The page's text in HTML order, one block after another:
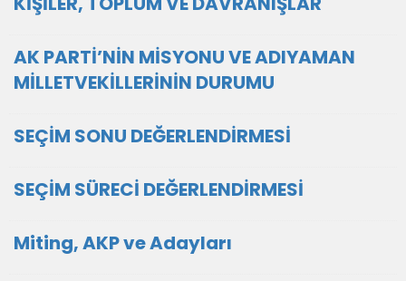
AK PARTİ’NİN MİSYONU VE ADIYAMAN
MİLLETVEKİLLERİNİN DURUMU
SEÇİM SONU DEĞERLENDİRMESİ
SEÇİM SÜRECİ DEĞERLENDİRMESİ
Miting, AKP ve Adayları